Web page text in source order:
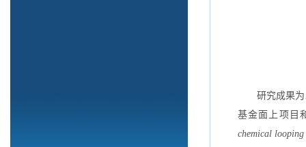
研究成果
基金面上项目
chemical